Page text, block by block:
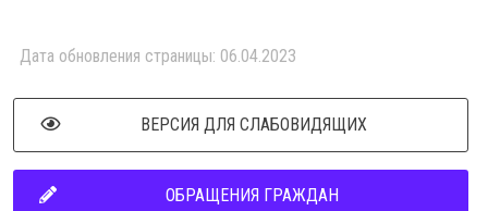
Дата обновления страницы: 06.04.2023
ВЕРСИЯ ДЛЯ СЛАБОВИДЯЩИХ
ОБРАЩЕНИЯ ГРАЖДАН